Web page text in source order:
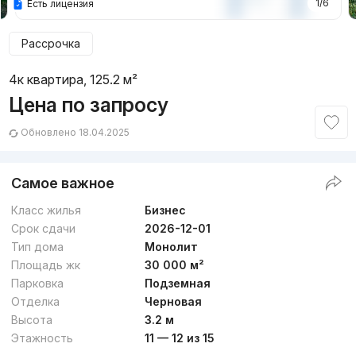
1/6
Есть лицензия
Рассрочка
4к квартира, 125.2 м²
Цена по запросу
Обновлено 18.04.2025
Самое важное
Класс жилья
Бизнес
Срок сдачи
2026-12-01
Тип дома
Монолит
Площадь жк
30 000 м²
Парковка
Подземная
Отделка
Черновая
Высота
3.2 м
Этажность
11 — 12 из 15